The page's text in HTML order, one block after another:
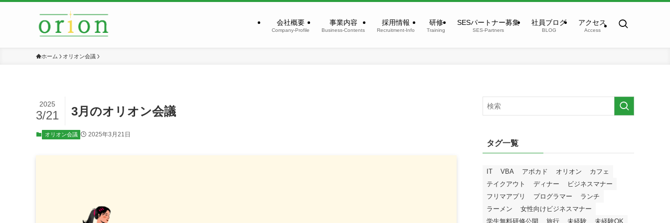
会社概要
Company-Profile
事業内容
Business-Contents
採用情報
Recruitment-Info
研修
Training
SESパートナー募集
SES-Partners
社員ブログ
BLOG
アクセス
Access
ホーム オリオン会議
3月のオリオン会議
2025
3/21
オリオン会議 2025年3月21日
タグ一覧
IT VBA アボカド オリオン
カフェ
テイクアウト
ディナー
ビジネスマナー
フリマアプリ
プログラマー
ランチ
ラーメン
女性向けビジネスマナー
学生無料研修公開
旅行 未経験 未経験OK